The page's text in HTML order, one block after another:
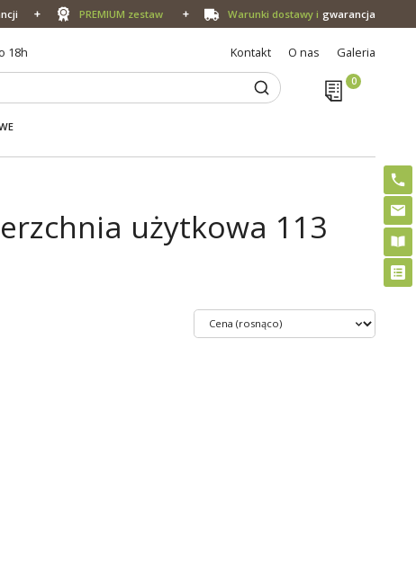
PREMIUM zestaw Warunki dostawy i gwarancja
18h Kontakt O nas Galeria
użytkowa 113